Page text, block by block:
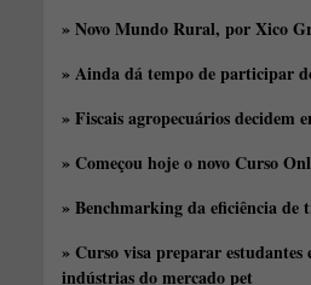
» Novo Mundo Rural, por Xico
» Ainda dá tempo de participar
» Fiscais agropecuários
» Começou hoje o novo Curso
» Benchmarking da eficiência de
» Curso visa preparar
indústrias do mercado pet